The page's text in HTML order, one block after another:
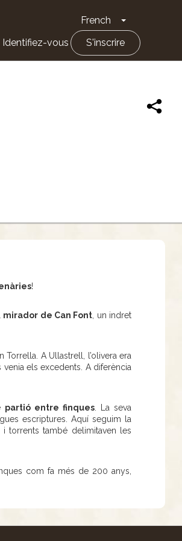
French Toggle
Identifiez-vous S'inscrire
!
mirador de Can Font , un indret
A Ullastrell, l’olivera era
venia els excedents. A diferència
partió entre finques . La seva
escriptures. Aquí seguim la
i torrents també delimitaven les
com fa més de 200 anys,